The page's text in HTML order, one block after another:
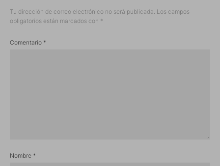
Tu dirección de correo electrónico no será publicada. Los campos
obligatorios están marcados con *
Comentario *
Nombre *